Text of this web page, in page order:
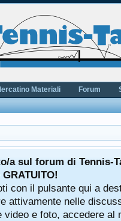
a sul forum di Tennis-
con il pulsante qui a
attivamente nelle
video e foto, accedere al
Materiali Forum